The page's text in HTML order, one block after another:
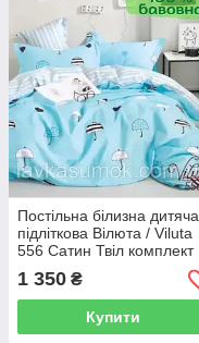
Постільна білизна дитяча
підліткова Вілюта / Viluta
556 Сатин Твіл комплект
1 350 ₴
Купити